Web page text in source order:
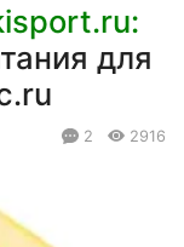
для
2 2916